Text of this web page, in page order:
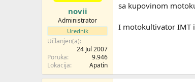
novii
Administrator
Urednik
Učlanjen(a)
24 Jul 2007
Poruka
9.946
Lokacija
Apatin
sa kupovinom
I motokultivator IMT